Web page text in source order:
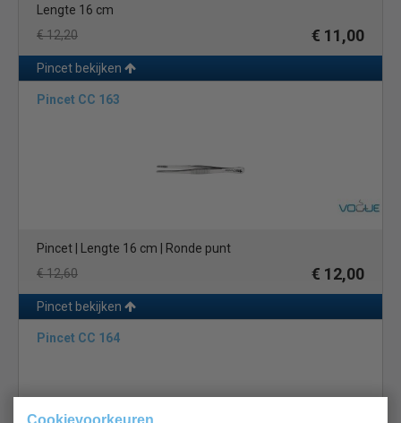
Cookievoorkeuren
Lengte 16 cm
€ 12,20
€ 11,00
Pincet bekijken
Pincet CC 163
Pincet | Lengte 16 cm | Ronde punt
€ 12,60
€ 12,00
Pincet bekijken
Pincet CC 164